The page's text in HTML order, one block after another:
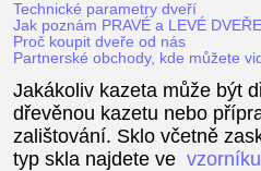
Technické parametry dveří
Jak poznám PRAVÉ a LEVÉ DVEŘE
Proč koupit dveře od nás
Partnerské obchody, kde můžete
Jakákoliv kazeta může být
dřevěnou kazetu nebo
zalištování. Sklo včetně
typ skla najdete ve